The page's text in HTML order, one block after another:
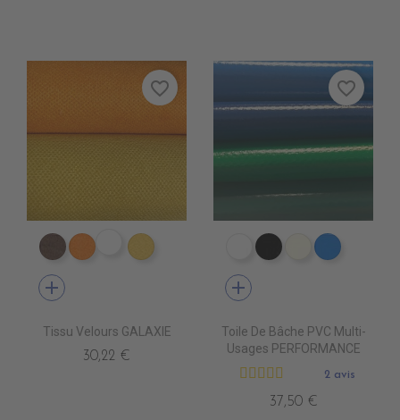
ES1802 MARRON
ES1804 ORANGE
ES1809 VIOLET epuisem
ES1824 JAUNE
add
Tissu Velours GALAXIE
30,22 €
favorite_border
PE0400 BLANC
PE0440 NOIR
PE0490PE0410
add
Toile De Bâche PVC Multi-
Usages PERFORMANCE
2 avis
37,50 €
favorite_border